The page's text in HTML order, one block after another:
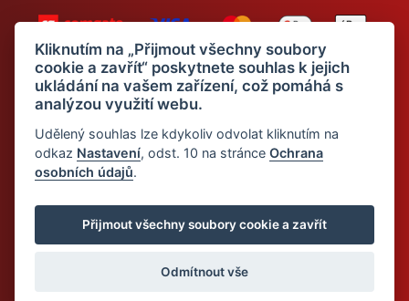
Chci odebírat newsletter
© 2026 Dietalegre - bílkovinná dieta pro zdravé hubnutí
Kliknutím na „Přijmout všechny soubory
cookie a zavřít“ poskytnete souhlas k jejich
ukládání na vašem zařízení, což pomáhá s
analýzou využití webu.
Udělený souhlas lze kdykoliv odvolat kliknutím na
odkaz Nastavení, odst. 10 na stránceOchrana
osobních údajů.
Přijmout všechny soubory cookie a zavřít
Odmítnout vše